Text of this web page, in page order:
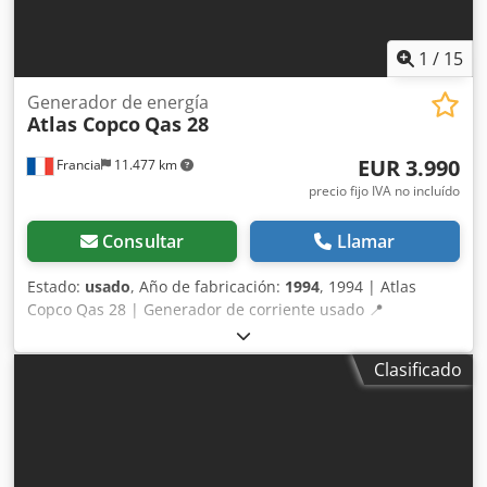
1 / 15
Francia 11.477 km
Generador de energía
Atlas Copco Qas 28
EUR 3.990
precio fijo IVA no incluído
Consultar Llamar
Estado: usado, Año de fabricación: 1994, 1994 | Atlas
Copco Qas 28 | Generador de corriente usado 📍
Ubicación: Francia 🚛 Entrega disponible en su destino –
¡Utilice nuestra calculadora de envíos para estimar los
costes de transporte! 💰 Cómprelo ahora por 4.000 EUR o
Clasificado